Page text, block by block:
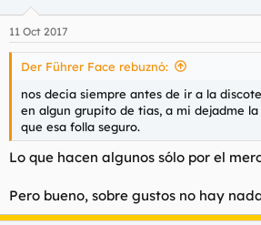
11 Oct 2017
Der Führer Face rebuznó:
nos decia siempre antes de ir a la
en algun grupito de tias, a mi dejadme
que esa folla seguro.
Lo que hacen algunos sólo por el
Pero bueno, sobre gustos no hay